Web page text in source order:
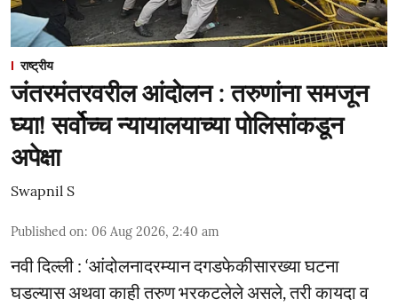
राष्ट्रीय
जंतरमंतरवरील आंदोलन : तरुणांना समजून
घ्या! सर्वोच्च न्यायालयाच्या पोलिसांकडून
अपेक्षा
Swapnil S
Published on: 06 Aug 2026, 2:40 am
नवी दिल्ली : ‘आंदोलनादरम्यान दगडफेकीसारख्या घटना
घडल्यास अथवा काही तरुण भरकटलेले असले, तरी कायदा व